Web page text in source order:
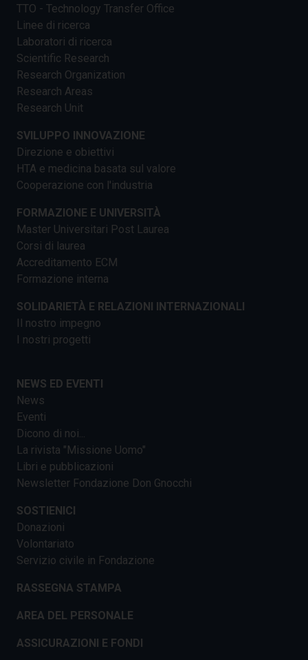
TTO - Technology Transfer Office
Linee di ricerca
Laboratori di ricerca
Scientific Research
Research Organization
Research Areas
Research Unit
SVILUPPO INNOVAZIONE
Direzione e obiettivi
HTA e medicina basata sul valore
Cooperazione con l'industria
FORMAZIONE E UNIVERSITÀ
Master Universitari Post Laurea
Corsi di laurea
Accreditamento ECM
Formazione interna
SOLIDARIETÀ E RELAZIONI INTERNAZIONALI
Il nostro impegno
I nostri progetti
NEWS ED EVENTI
News
Eventi
Dicono di noi...
La rivista "Missione Uomo"
Libri e pubblicazioni
Newsletter Fondazione Don Gnocchi
SOSTIENICI
Donazioni
Volontariato
Servizio civile in Fondazione
RASSEGNA STAMPA
AREA DEL PERSONALE
ASSICURAZIONI E FONDI